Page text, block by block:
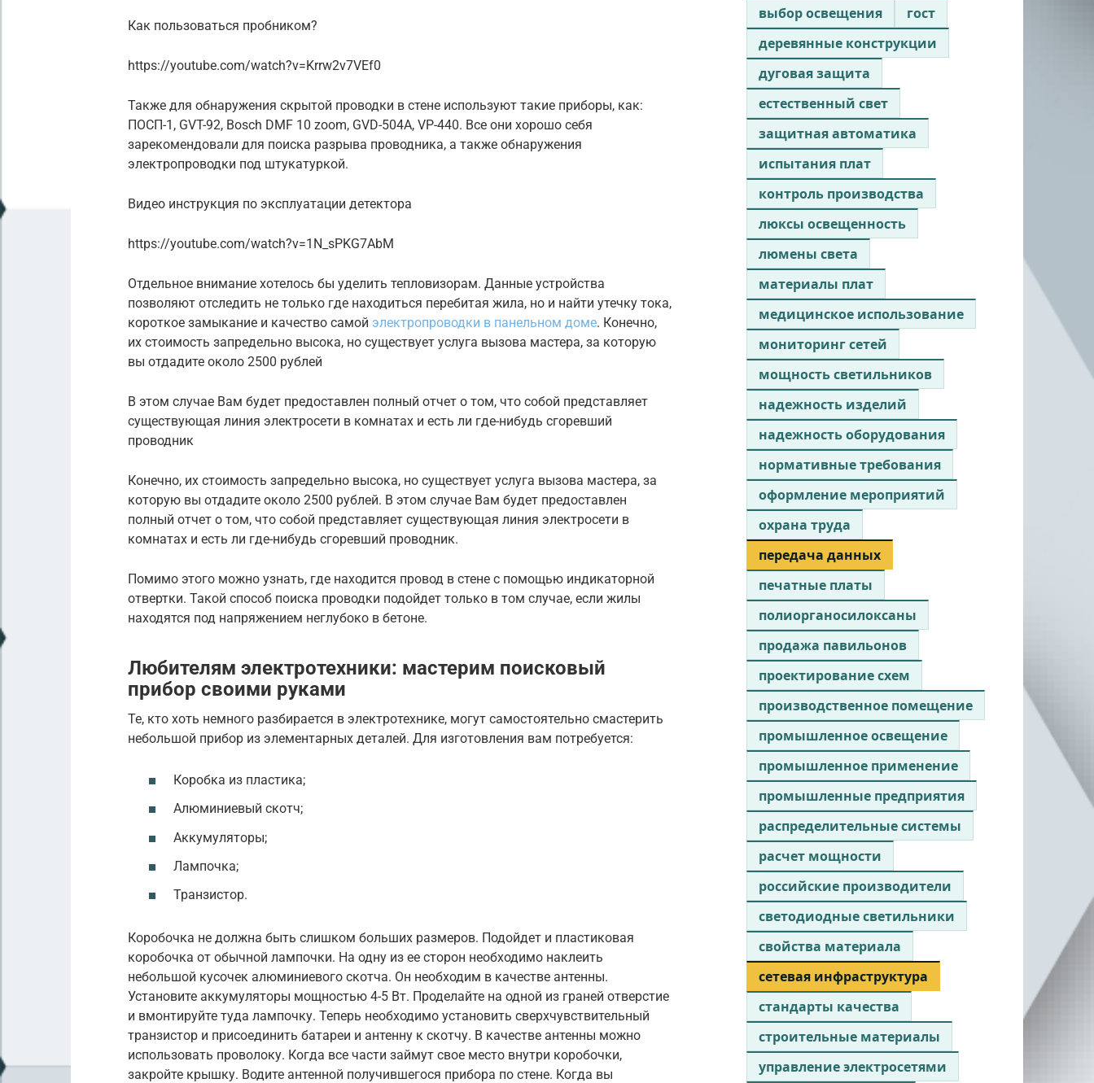
Как пользоваться пробником?
https://youtube.com/watch?v=Krrw2v7VEf0
Также для обнаружения скрытой проводки в стене используют такие приборы, как:
ПОСП-1, GVT-92, Bosch DMF 10 zoom, GVD-504A, VP-440. Все они хорошо себя
зарекомендовали для поиска разрыва проводника, а также обнаружения
электропроводки под штукатуркой.
Видео инструкция по эксплуатации детектора
https://youtube.com/watch?v=1N_sPKG7AbM
Отдельное внимание хотелось бы уделить тепловизорам. Данные устройства
позволяют отследить не только где находиться перебитая жила, но и найти утечку тока,
короткое замыкание и качество самой электропроводки в панельном доме. Конечно,
их стоимость запредельно высока, но существует услуга вызова мастера, за которую
вы отдадите около 2500 рублей
В этом случае Вам будет предоставлен полный отчет о том, что собой представляет
существующая линия электросети в комнатах и есть ли где-нибудь сгоревший
проводник
Конечно, их стоимость запредельно высока, но существует услуга вызова мастера, за
которую вы отдадите около 2500 рублей. В этом случае Вам будет предоставлен
полный отчет о том, что собой представляет существующая линия электросети в
комнатах и есть ли где-нибудь сгоревший проводник.
Помимо этого можно узнать, где находится провод в стене с помощью индикаторной
отвертки. Такой способ поиска проводки подойдет только в том случае, если жилы
находятся под напряжением неглубоко в бетоне.
Любителям электротехники: мастерим поисковый
прибор своими руками
Те, кто хоть немного разбирается в электротехнике, могут самостоятельно смастерить
небольшой прибор из элементарных деталей. Для изготовления вам потребуется:
Коробка из пластика;
Алюминиевый скотч;
Аккумуляторы;
Лампочка;
Транзистор.
Коробочка не должна быть слишком больших размеров. Подойдет и пластиковая
коробочка от обычной лампочки. На одну из ее сторон необходимо наклеить
небольшой кусочек алюминиевого скотча. Он необходим в качестве антенны.
Установите аккумуляторы мощностью 4-5 Вт. Проделайте на одной из граней отверстие
и вмонтируйте туда лампочку. Теперь необходимо установить сверхчувствительный
транзистор и присоединить батареи и антенну к скотчу. В качестве антенны можно
использовать проволоку. Когда все части займут свое место внутри коробочки,
закройте крышку. Водите антенной получившегося прибора по стене. Когда вы
выбор освещения
гост
деревянные конструкции
дуговая защита
естественный свет
защитная автоматика
испытания плат
контроль производства
люксы освещенность
люмены света
материалы плат
медицинское использование
мониторинг сетей
мощность светильников
надежность изделий
надежность оборудования
нормативные требования
оформление мероприятий
охрана труда
передача данных
печатные платы
полиорганосилоксаны
продажа павильонов
проектирование схем
производственное помещение
промышленное освещение
промышленное применение
промышленные предприятия
распределительные системы
расчет мощности
российские производители
светодиодные светильники
свойства материала
сетевая инфраструктура
стандарты качества
строительные материалы
управление электросетями